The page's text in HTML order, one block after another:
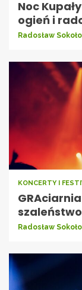
Noc
ogień i
Radosław
KONCERTY I
Radosław